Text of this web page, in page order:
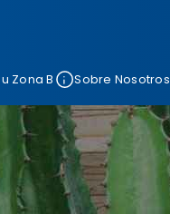
Zona B Sobre Nosotros